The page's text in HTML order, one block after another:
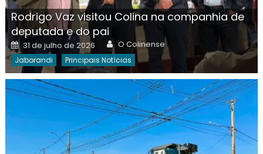
Rodrigo Vaz visitou Colina na companhia de
deputada e do pai
Posted
on
31 de julho de 2026 Author
O Colinense
Jaborandi Principais Notícias